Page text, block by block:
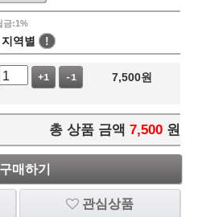
금:1%
지역별 !
+1 -1 7,500원
총 상품 금액 7,500 원
구매하기
관심상품